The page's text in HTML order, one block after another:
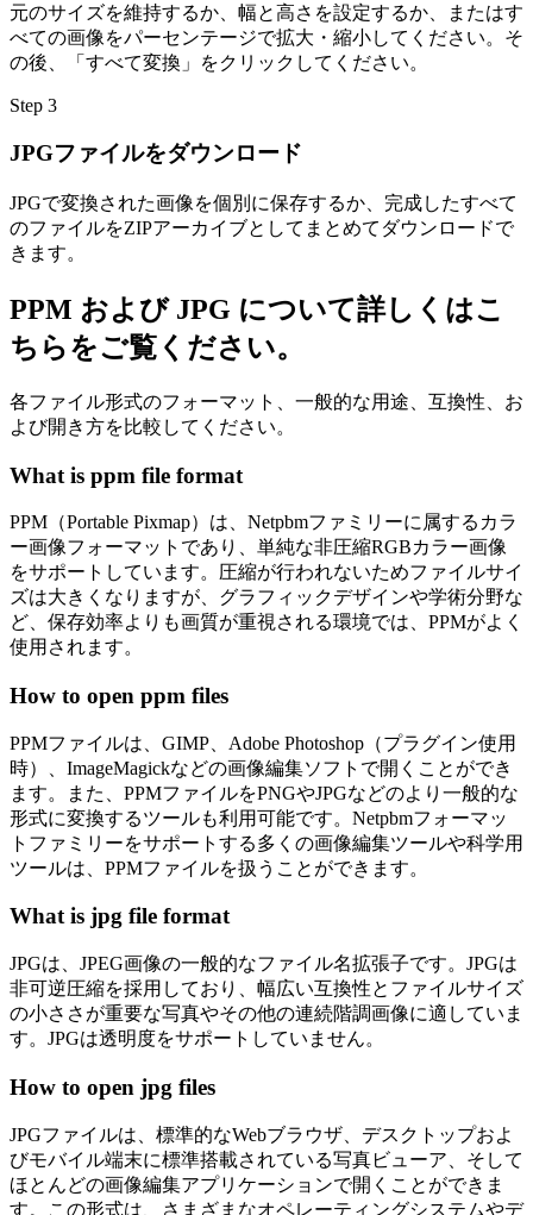
元のサイズを維持するか、幅と高さを設定するか、またはす
べての画像をパーセンテージで拡大・縮小してください。そ
の後、「すべて変換」をクリックしてください。
Step 3
JPGファイルをダウンロード
JPGで変換された画像を個別に保存するか、完成したすべて
のファイルをZIPアーカイブとしてまとめてダウンロードで
きます。
PPM および JPG について詳しくはこ
ちらをご覧ください。
各ファイル形式のフォーマット、一般的な用途、互換性、お
よび開き方を比較してください。
What is ppm file format
PPM（Portable Pixmap）は、Netpbmファミリーに属するカラ
ー画像フォーマットであり、単純な非圧縮RGBカラー画像
をサポートしています。圧縮が行われないためファイルサイ
ズは大きくなりますが、グラフィックデザインや学術分野な
ど、保存効率よりも画質が重視される環境では、PPMがよく
使用されます。
How to open ppm files
PPMファイルは、GIMP、Adobe Photoshop（プラグイン使用
時）、ImageMagickなどの画像編集ソフトで開くことができ
ます。また、PPMファイルをPNGやJPGなどのより一般的な
形式に変換するツールも利用可能です。Netpbmフォーマッ
トファミリーをサポートする多くの画像編集ツールや科学用
ツールは、PPMファイルを扱うことができます。
What is jpg file format
JPGは、JPEG画像の一般的なファイル名拡張子です。JPGは
非可逆圧縮を採用しており、幅広い互換性とファイルサイズ
の小ささが重要な写真やその他の連続階調画像に適していま
す。JPGは透明度をサポートしていません。
How to open jpg files
JPGファイルは、標準的なWebブラウザ、デスクトップおよ
びモバイル端末に標準搭載されている写真ビューア、そして
ほとんどの画像編集アプリケーションで開くことができま
す。この形式は、さまざまなオペレーティングシステムやデ